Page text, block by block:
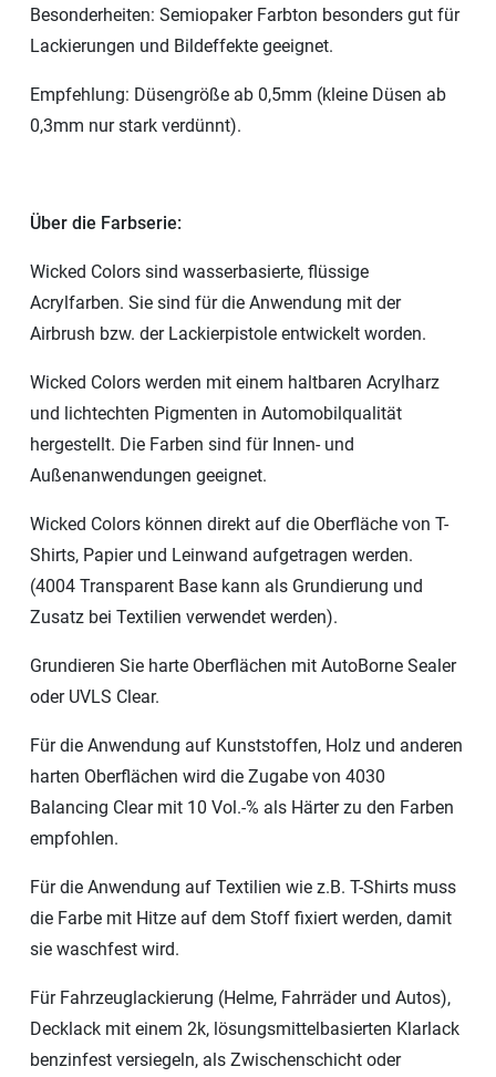
Besonderheiten: Semiopaker Farbton besonders gut für
Lackierungen und Bildeffekte geeignet.
Empfehlung: Düsengröße ab 0,5mm (kleine Düsen ab
0,3mm nur stark verdünnt).
Über die Farbserie:
Wicked Colors sind wasserbasierte, flüssige
Acrylfarben. Sie sind für die Anwendung mit der
Airbrush bzw. der Lackierpistole entwickelt worden.
Wicked Colors werden mit einem haltbaren Acrylharz
und lichtechten Pigmenten in Automobilqualität
hergestellt. Die Farben sind für Innen- und
Außenanwendungen geeignet.
Wicked Colors können direkt auf die Oberfläche von T-
Shirts, Papier und Leinwand aufgetragen werden.
(4004 Transparent Base kann als Grundierung und
Zusatz bei Textilien verwendet werden).
Grundieren Sie harte Oberflächen mit AutoBorne Sealer
oder UVLS Clear.
Für die Anwendung auf Kunststoffen, Holz und anderen
harten Oberflächen wird die Zugabe von 4030
Balancing Clear mit 10 Vol.-% als Härter zu den Farben
empfohlen.
Für die Anwendung auf Textilien wie z.B. T-Shirts muss
die Farbe mit Hitze auf dem Stoff fixiert werden, damit
sie waschfest wird.
Für Fahrzeuglackierung (Helme, Fahrräder und Autos),
Decklack mit einem 2k, lösungsmittelbasierten Klarlack
benzinfest versiegeln, als Zwischenschicht oder